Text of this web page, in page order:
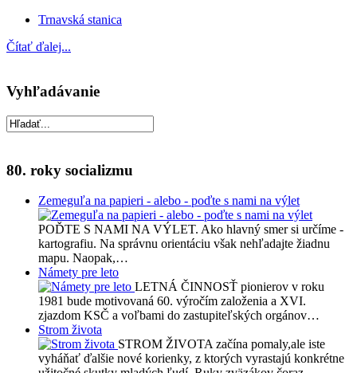
Trnavská stanica
Čítať ďalej...
Vyhľadávanie
80. roky socializmu
Zemeguľa na papieri - alebo - poďte s nami na výlet
POĎTE S NAMI NA VÝLET. Ako hlavný smer si určíme -
kartografiu. Na správnu orientáciu však nehľadajte žiadnu
mapu. Naopak,…
Námety pre leto
LETNÁ ČINNOSŤ pionierov v roku
1981 bude motivovaná 60. výročím založenia a XVI.
zjazdom KSČ a voľbami do zastupiteľských orgánov…
Strom života
STROM ŽIVOTA začína pomaly,ale iste
vyháňať ďalšie nové korienky, z ktorých vyrastajú konkrétne